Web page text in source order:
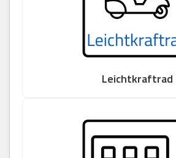
Leichtkraftrad